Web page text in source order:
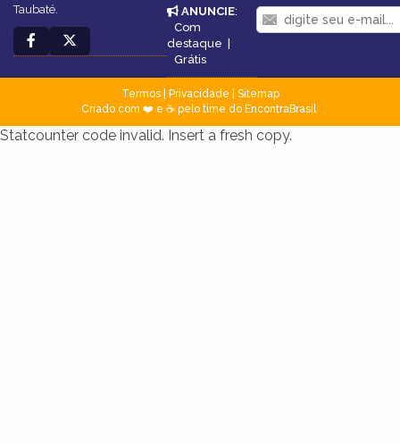
Taubaté. ANUNCIE:
Com
destaque
Grátis
Termos| Privacidade
Sitemap
Criado com ❤️ e ☕ pelo time do EncontraBrasil
Statcounter code invalid. Insert a fresh copy.